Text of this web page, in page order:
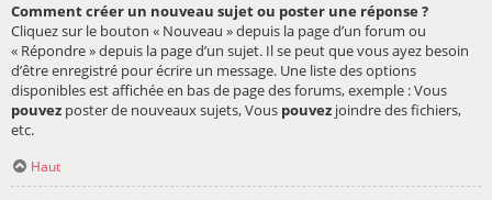
Comment créer un nouveau sujet ou poster une réponse ?
Cliquez sur le bouton « Nouveau » depuis la page d’un forum ou
« Répondre » depuis la page d’un sujet. Il se peut que vous ayez besoin
d’être enregistré pour écrire un message. Une liste des options
disponibles est affichée en bas de page des forums, exemple : Vous
pouvez poster de nouveaux sujets, Vous pouvez joindre des fichiers,
etc.
Haut